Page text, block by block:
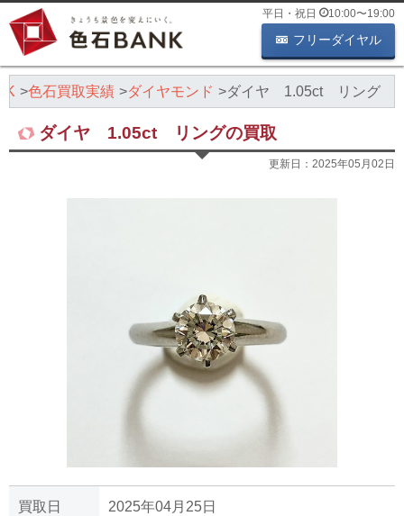
平日・祝日 10:00〜19:00
フリーダイヤル
色石買取実績 ダイヤモンド ダイヤ 1.05ct リング
ダイヤ 1.05ct リングの買取
更新日： 2025年05月02日
買取日 2025年04月25日